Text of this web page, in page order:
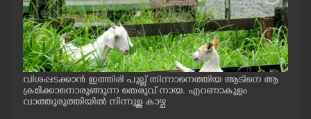
SPIRITUAL
INFO+
ART
വിശപ്പടക്കാൻ ഇത്തിരി പുല്ല് തിന്നാനെത്തിയ ആടിനെ ആ
ക്രമിക്കാനൊരുങ്ങുന്ന തെരുവ് നായ. എറണാകുളം
വാത്തുരുത്തിയിൽ നിന്നുള്ള കാഴ്ച